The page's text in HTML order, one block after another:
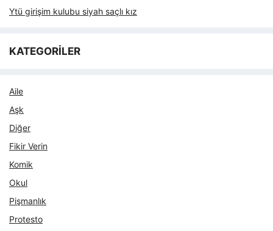
Ytü girişim kulubu siyah saçlı kız
KATEGORİLER
Aile
Aşk
Diğer
Fikir Verin
Komik
Okul
Pişmanlık
Protesto